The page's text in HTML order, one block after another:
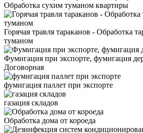
Обработка сухим туманом квартиры
Горячая травля тараканов - Обработка
туманом
Фумигация при экспорте, фумигация
Договорная
фумигация паллет при экспорте
газация складов
Обработка дома от короеда